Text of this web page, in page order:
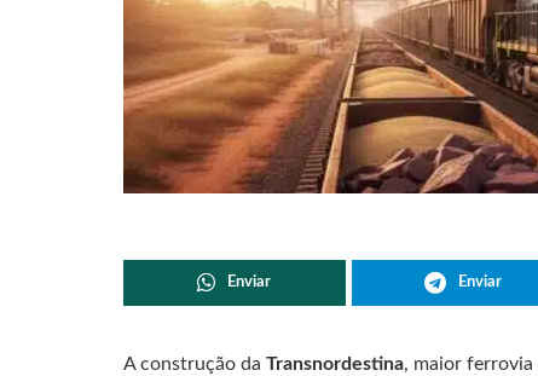
Enviar Enviar
A construção da Transnordestina, maior ferrovia